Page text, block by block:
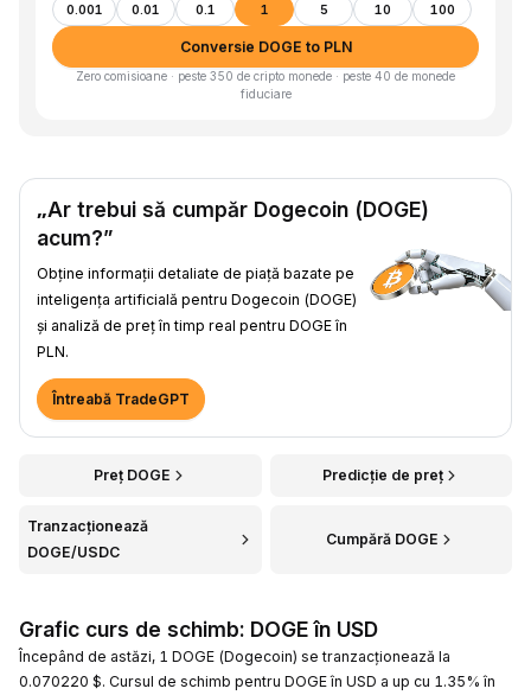
0.001 0.01 0.1 1 5 10 100
Conversie DOGE to PLN
Zero comisioane · peste 350 de cripto monede · peste 40 de monede
fiduciare
„Ar trebui să cumpăr Dogecoin (DOGE)
acum?”
Obține informații detaliate de piață bazate pe
inteligența artificială pentru Dogecoin (DOGE)
și analiză de preț în timp real pentru DOGE în
PLN.
Întreabă TradeGPT
Preț DOGE Predicție de preț
Tranzacționează
DOGE/USDC
Cumpără DOGE
Grafic curs de schimb: DOGE în USD
Începând de astăzi, 1 DOGE (Dogecoin) se tranzacționează la
0.070220 $. Cursul de schimb pentru DOGE în USD a up cu 1.35% în